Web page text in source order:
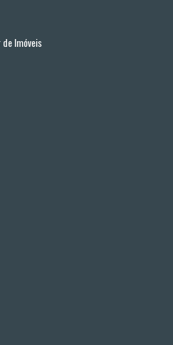
Imóveis